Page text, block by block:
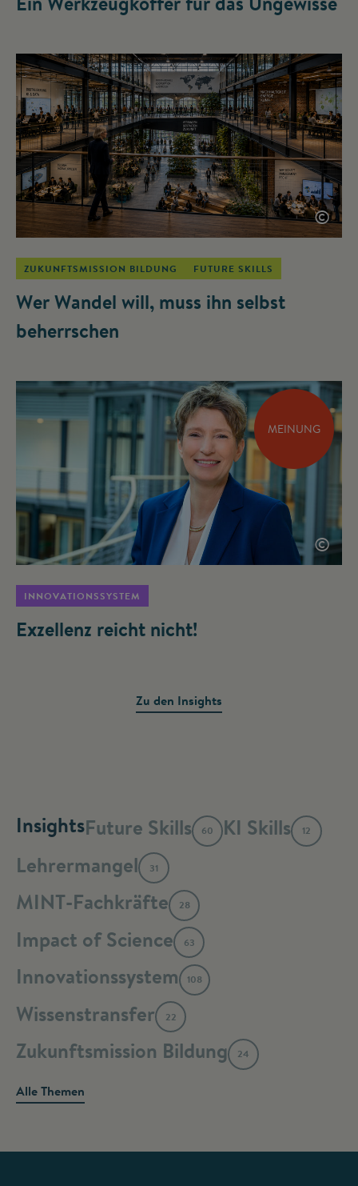
©
ZUKUNFTSMISSION BILDUNG FUTURE SKILLS
Wer Wandel will, muss ihn selbst
beherrschen
MEINUNG
©
INNOVATIONSSYSTEM
Exzellenz reicht nicht!
Zu den Insights
InsightsFuture Skills 60 KI Skills 12
Lehrermangel 31
MINT-Fachkräfte 28
Impact of Science 63
Innovationssystem 108
Wissenstransfer 22
Zukunftsmission Bildung 24
Alle Themen